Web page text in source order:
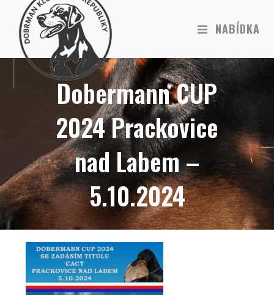
NABÍDKA
Dobermann CUP
2024 Prackovice
nad Labem –
5.10.2024